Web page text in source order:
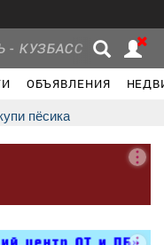
- КУЗБАСС
ОБЪЯВЛЕНИЯ
Услуги
пёсика